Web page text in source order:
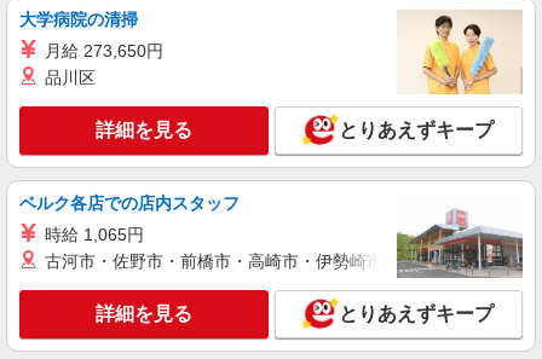
詳細を見る
NEW
人事労務/採用アシスタント/一般事務
月給319000円 ★交通費規定に基づき交通費支
給
駅）
大学病院の清掃
月給 273,650円
品川区
詳細を見る とりあえずキープ
ベルク各店での店内スタッフ
時給 1,065円
古河市・佐野市・前橋市・高崎市・伊勢崎市・太田市・館林市
詳細を見る とりあえずキープ